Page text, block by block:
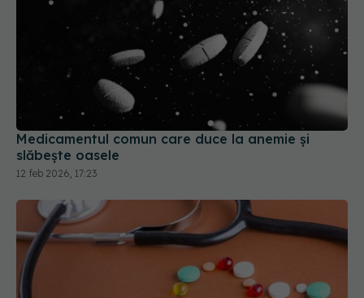
Medicamentul comun care duce la anemie și
slăbește oasele
12 feb 2026, 17:23